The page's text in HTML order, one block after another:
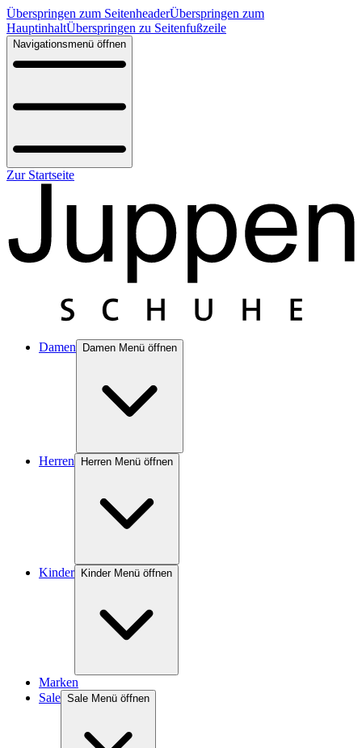
Überspringen zum SeitenheaderÜberspringen zum
HauptinhaltÜberspringen zu Seitenfußzeile
Navigationsmenü öffnen
Zur Startseite
Damen Damen Menü öffnen
Herren Herren Menü öffnen
Kinder Kinder Menü öffnen
Marken
Sale Sale Menü öffnen